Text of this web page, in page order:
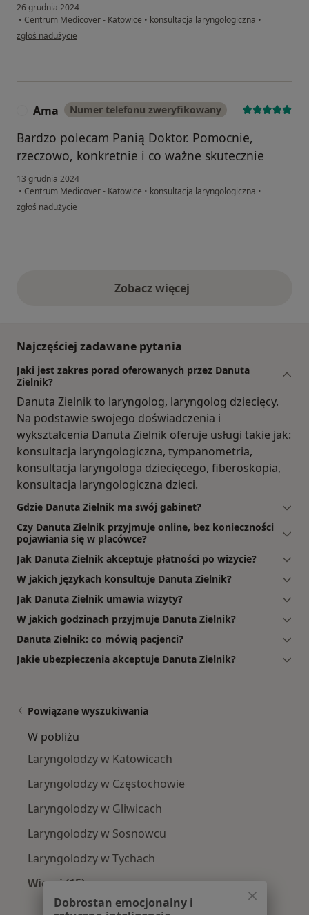
26 grudnia 2024
• Centrum Medicover - Katowice • konsultacja laryngologiczna •
w opinii użytkownika AD
zgłoś nadużycie
Ama Numer telefonu zweryfikowany
Bardzo polecam Panią Doktor. Pomocnie,
rzeczowo, konkretnie i co ważne skutecznie
13 grudnia 2024
• Centrum Medicover - Katowice • konsultacja laryngologiczna •
w opinii użytkownika Ama
zgłoś nadużycie
Zobacz więcejopinie powyżej
Najczęściej zadawane pytania
Jaki jest zakres porad oferowanych przez Danuta
Zielnik?
Danuta Zielnik to laryngolog, laryngolog dziecięcy.
Na podstawie swojego doświadczenia i
wykształcenia Danuta Zielnik oferuje usługi takie jak:
konsultacja laryngologiczna, tympanometria,
konsultacja laryngologa dziecięcego, fiberoskopia,
konsultacja laryngologiczna dzieci.
Gdzie Danuta Zielnik ma swój gabinet?
Czy Danuta Zielnik przyjmuje online, bez konieczności
pojawiania się w placówce?
Jak Danuta Zielnik akceptuje płatności po wizycie?
W jakich językach konsultuje Danuta Zielnik?
Jak Danuta Zielnik umawia wizyty?
W jakich godzinach przyjmuje Danuta Zielnik?
Danuta Zielnik: co mówią pacjenci?
Jakie ubezpieczenia akceptuje Danuta Zielnik?
Powiązane wyszukiwania
W pobliżu
Laryngolodzy w Katowicach
Laryngolodzy w Częstochowie
Laryngolodzy w Gliwicach
Laryngolodzy w Sosnowcu
Laryngolodzy w Tychach
Więcej (15)
Więcej w kategorii: W pobliżu
Dobrostan emocjonalny i